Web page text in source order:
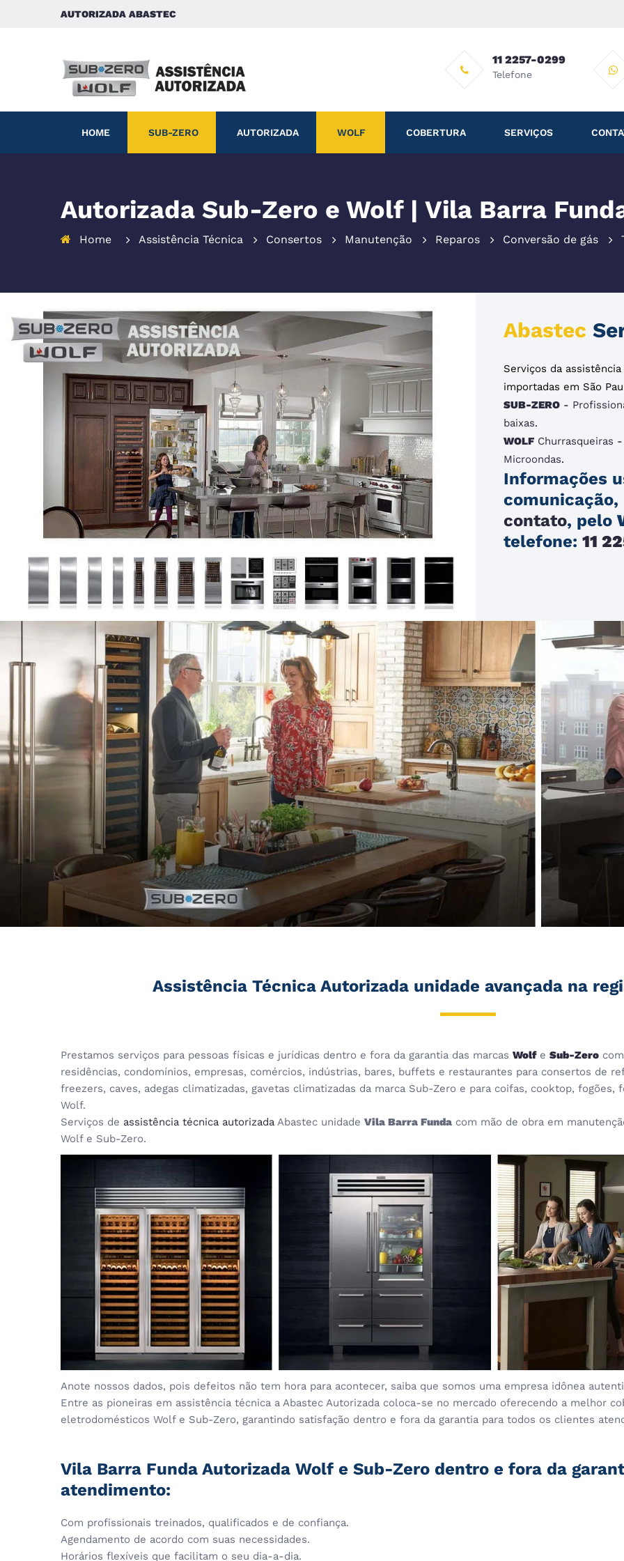
AUTORIZADA ABASTEC
11 2257-0299
Telefone
HOME SUB-ZERO AUTORIZADA WOLF COBERTURA SERVIÇOS
Autorizada Sub-Zero e Wolf | Vila Barra
Home Assistência Técnica Consertos Manutenção Reparos Conversão de gás
Abastec
Serviços da
importadas em São
SUB-ZERO-
baixas.
WOLF Churrasqueiras
Microondas.
Informações
contato, pelo
telefone: 11
Assistência Técnica Autorizada unidade avançada na
Prestamos serviços para pessoas físicas e jurídicas dentro e fora da garantia das marcas Wolfe Sub-Zero
residências, condomínios, empresas, comércios, indústrias, bares, buffets e restaurantes para consertos de
freezers, caves, adegas climatizadas, gavetas climatizadas da marca Sub-Zero e para coifas, cooktop,
Wolf.
Serviços de assistência técnica autorizada Abastec unidade Vila Barra Funda com mão de obra em
Wolf e Sub-Zero.
Anote nossos dados, pois defeitos não tem hora para acontecer, saiba que somos uma empresa idônea
Entre as pioneiras em assistência técnica a Abastec Autorizada coloca-se no mercado oferecendo a melhor
eletrodomésticos Wolf e Sub-Zero, garantindo satisfação dentro e fora da garantia para todos os clientes
Vila Barra Funda Autorizada Wolf e Sub-Zero dentro e fora da
atendimento:
Com profissionais treinados, qualificados e de confiança.
Agendamento de acordo com suas necessidades.
Horários flexíveis que facilitam o seu dia-a-dia.